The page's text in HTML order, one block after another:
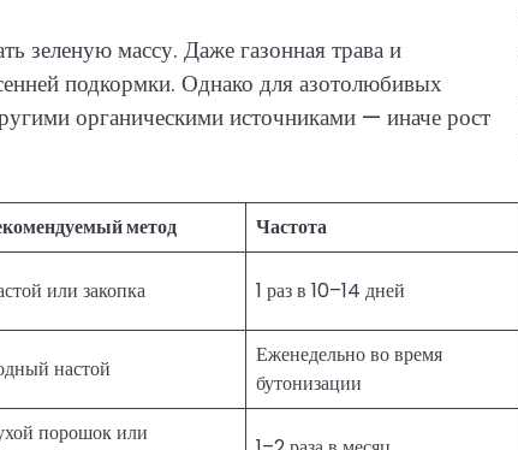
зеленую массу. Даже газонная трава и
подкормки. Однако для азотолюбивых
органическими источниками — иначе рост
метод Частота
или закопка 1 раз в 10–14 дней
настой
Еженедельно во время
бутонизации
порошок или